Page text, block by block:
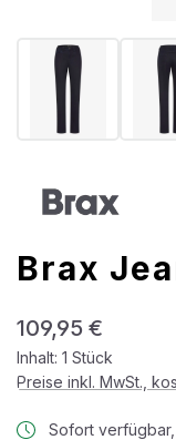
Brax
Regulärer Preis:
109,95 €
Inhalt: 1 Stück
Preise inkl. MwSt.,
Sofort